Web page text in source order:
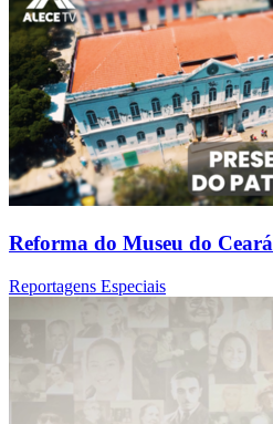
Reforma do Museu do Ceará
Reportagens Especiais